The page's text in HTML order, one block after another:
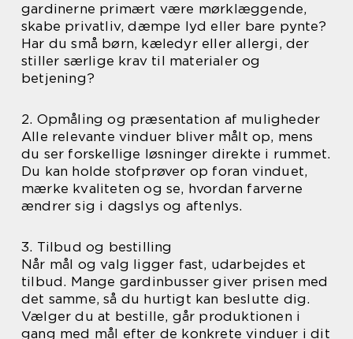
gardinerne primært være mørklæggende,
skabe privatliv, dæmpe lyd eller bare pynte?
Har du små børn, kæledyr eller allergi, der
stiller særlige krav til materialer og
betjening?
2. Opmåling og præsentation af muligheder
Alle relevante vinduer bliver målt op, mens
du ser forskellige løsninger direkte i rummet.
Du kan holde stofprøver op foran vinduet,
mærke kvaliteten og se, hvordan farverne
ændrer sig i dagslys og aftenlys.
3. Tilbud og bestilling
Når mål og valg ligger fast, udarbejdes et
tilbud. Mange gardinbusser giver prisen med
det samme, så du hurtigt kan beslutte dig.
Vælger du at bestille, går produktionen i
gang med mål efter de konkrete vinduer i dit